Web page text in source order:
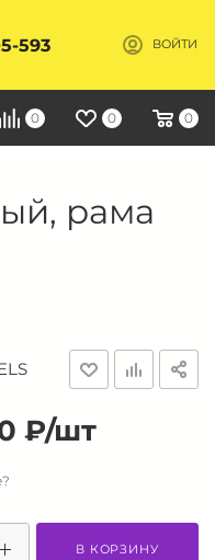
593 ВОЙТИ
0 0 0
рама
₽/шт
В КОРЗИНУ